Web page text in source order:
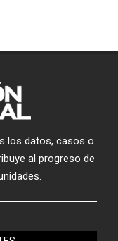
los datos, casos o
al progreso de